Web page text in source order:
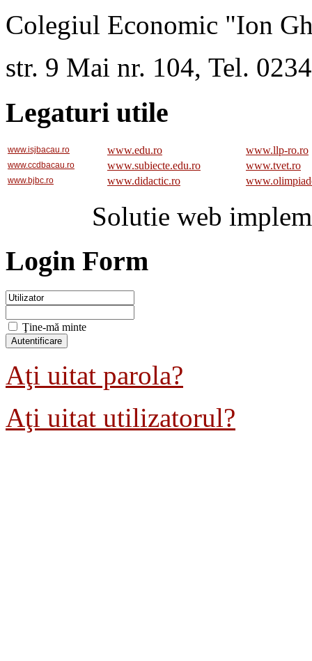
Colegiul Economic "Ion
str. 9 Mai nr. 104, Tel.
Legaturi utile
www.isjbacau.ro www.edu.ro www.llp-ro.ro
www.ccdbacau.ro www.subiecte.edu.ro www.tvet.ro
www.bjbc.ro www.didactic.ro
Solutie web
Login Form
Ţine-mă minte
Aţi uitat parola?
Aţi uitat utilizatorul?